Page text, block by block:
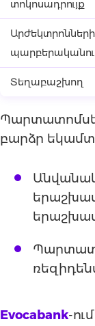
տոկոսադրույք
Տեղաբաշխող
բարձր
Evocabank-